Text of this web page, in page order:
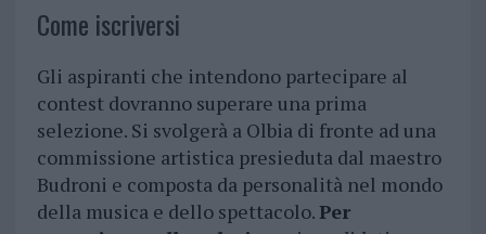
Come iscriversi
Gli aspiranti che intendono partecipare al
contest dovranno superare una prima
selezione. Si svolgerà a Olbia di fronte ad una
commissione artistica presieduta dal maestro
Budroni e composta da personalità nel mondo
della musica e dello spettacolo.Per